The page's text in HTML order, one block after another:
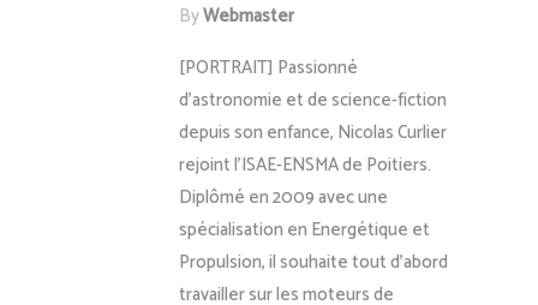
ByWebmaster
[PORTRAIT] Passionné
d’astronomie et de science-fiction
depuis son enfance, Nicolas Curlier
rejoint l’ISAE-ENSMA de Poitiers.
Diplômé en 2009 avec une
spécialisation en Energétique et
Propulsion, il souhaite tout d’abord
travailler sur les moteurs de